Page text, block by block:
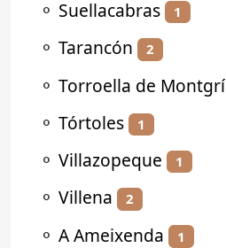
⚬ Suellacabras 1
⚬ Tarancón 2
⚬ Torroella de Montgrí
⚬ Tórtoles 1
⚬ Villazopeque 1
⚬ Villena 2
⚬ A Ameixenda 1